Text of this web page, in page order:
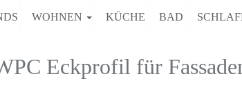
WOHNEN KÜCHE BAD
Eckprofil für